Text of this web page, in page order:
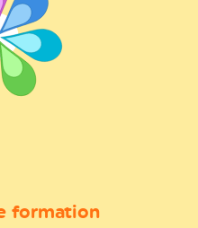
formation